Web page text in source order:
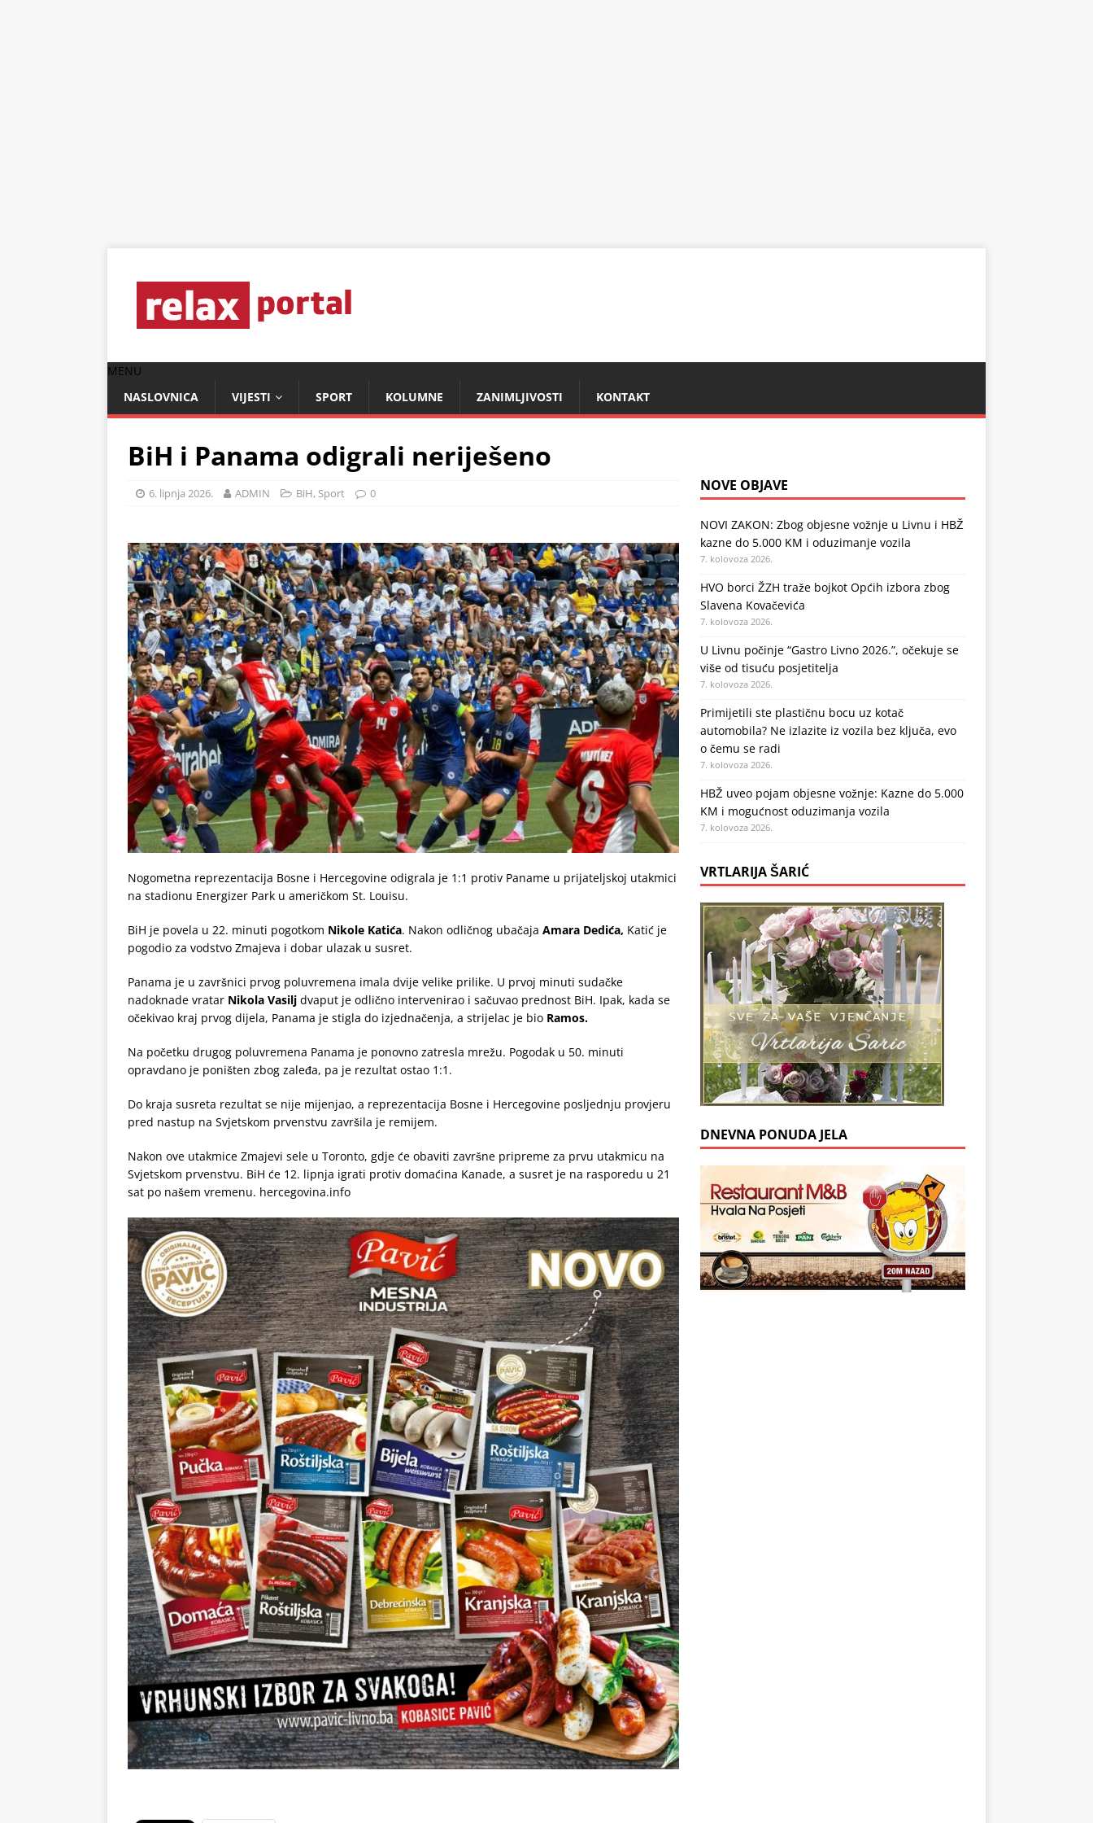
MENU
NASLOVNICA
VIJESTI SPORT KOLUMNE ZANIMLJIVOSTI KONTAKT
BiH i Panama odigrali neriješeno
6. lipnja 2026. ADMIN BiH, Sport 0
Nogometna reprezentacija Bosne i Hercegovine odigrala je 1:1 protiv Paname u prijateljskoj utakmici
na stadionu Energizer Park u američkom St. Louisu.
BiH je povela u 22. minuti pogotkom Nikole Katića. Nakon odličnog ubačaja Amara Dedića, Katić je
pogodio za vodstvo Zmajeva i dobar ulazak u susret.
Panama je u završnici prvog poluvremena imala dvije velike prilike. U prvoj minuti sudačke
nadoknade vratar Nikola Vasilj dvaput je odlično intervenirao i sačuvao prednost BiH. Ipak, kada se
očekivao kraj prvog dijela, Panama je stigla do izjednačenja, a strijelac je bio Ramos.
Na početku drugog poluvremena Panama je ponovno zatresla mrežu. Pogodak u 50. minuti
opravdano je poništen zbog zaleđa, pa je rezultat ostao 1:1.
Do kraja susreta rezultat se nije mijenjao, a reprezentacija Bosne i Hercegovine posljednju provjeru
pred nastup na Svjetskom prvenstvu završila je remijem.
Nakon ove utakmice Zmajevi sele u Toronto, gdje će obaviti završne pripreme za prvu utakmicu na
Svjetskom prvenstvu. BiH će 12. lipnja igrati protiv domaćina Kanade, a susret je na rasporedu u 21
sat po našem vremenu. hercegovina.info
NOVE OBJAVE
NOVI ZAKON: Zbog objesne vožnje u Livnu i HBŽ
kazne do 5.000 KM i oduzimanje vozila
7. kolovoza 2026.
HVO borci ŽZH traže bojkot Općih izbora zbog
Slavena Kovačevića
7. kolovoza 2026.
U Livnu počinje “Gastro Livno 2026.”, očekuje se
više od tisuću posjetitelja
7. kolovoza 2026.
Primijetili ste plastičnu bocu uz kotač
automobila? Ne izlazite iz vozila bez ključa, evo
o čemu se radi
7. kolovoza 2026.
HBŽ uveo pojam objesne vožnje: Kazne do 5.000
KM i mogućnost oduzimanja vozila
7. kolovoza 2026.
VRTLARIJA ŠARIĆ
DNEVNA PONUDA JELA